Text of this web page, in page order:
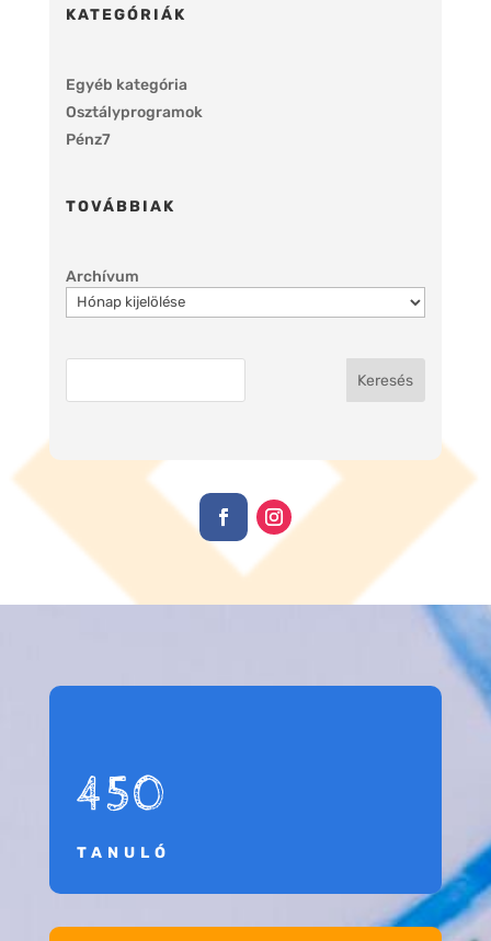
KATEGÓRIÁK
Egyéb kategória
Osztályprogramok
Pénz7
TOVÁBBIAK
Archívum
Keresés
450
TANULÓ